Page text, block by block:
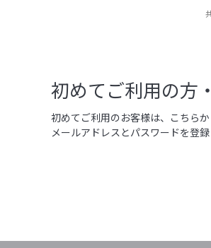
初めてご利用の方
初めてご利用のお客様は、こちらか
メールアドレスとパスワードを登